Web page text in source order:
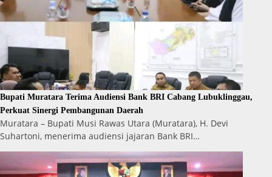
Bupati Muratara Terima Audiensi Bank BRI Cabang Lubuklinggau,
Perkuat Sinergi Pembangunan Daerah
Muratara – Bupati Musi Rawas Utara (Muratara), H. Devi
Suhartoni, menerima audiensi jajaran Bank BRI…